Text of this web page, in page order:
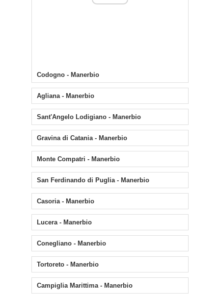
Codogno - Manerbio
Agliana - Manerbio
Sant'Angelo Lodigiano - Manerbio
Gravina di Catania - Manerbio
Monte Compatri - Manerbio
San Ferdinando di Puglia - Manerbio
Casoria - Manerbio
Lucera - Manerbio
Conegliano - Manerbio
Tortoreto - Manerbio
Campiglia Marittima - Manerbio